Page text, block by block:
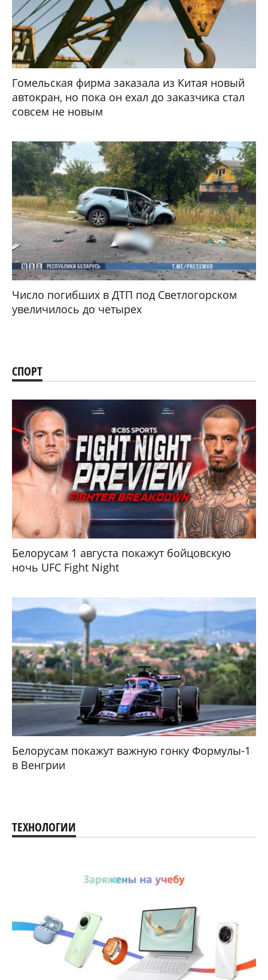
Гомельская фирма заказала из Китая новый
автокран, но пока он ехал до заказчика стал
совсем не новым
Число погибших в ДТП под Светлогорском
увеличилось до четырех
СПОРТ
Белорусам 1 августа покажут бойцовскую
ночь UFC Fight Night
Белорусам покажут важную гонку Формулы-1
в Венгрии
ТЕХНОЛОГИИ